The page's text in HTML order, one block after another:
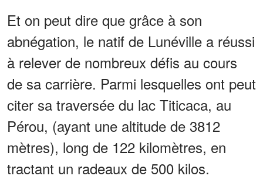
Et on peut dire que grâce à son
abnégation, le natif de Lunéville a réussi
à relever de nombreux défis au cours
de sa carrière. Parmi lesquelles ont peut
citer sa traversée du lac Titicaca, au
Pérou, (ayant une altitude de 3812
mètres), long de 122 kilomètres, en
tractant un radeaux de 500 kilos.